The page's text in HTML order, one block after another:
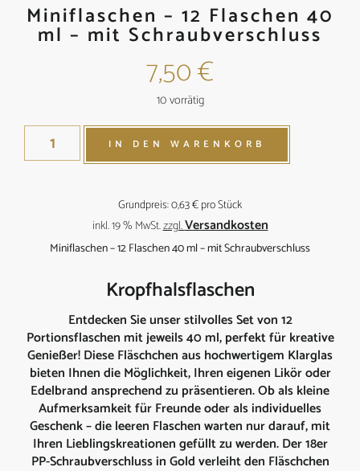
Miniflaschen – 12 Flaschen 40
ml – mit Schraubverschluss
7,50€
10 vorrätig
IN DEN WARENKORB
Grundpreis:0,63€proStück
inkl. 19 % MwSt.zzgl.Versandkosten
Miniflaschen – 12 Flaschen 40 ml – mit Schraubverschluss
Kropfhalsflaschen
Entdecken Sie unser stilvolles Set von 12
Portionsflaschen mit jeweils 40 ml, perfekt für kreative
Genießer! Diese Fläschchen aus hochwertigem Klarglas
bieten Ihnen die Möglichkeit, Ihren eigenen Likör oder
Edelbrand ansprechend zu präsentieren. Ob als kleine
Aufmerksamkeit für Freunde oder als individuelles
Geschenk – die leeren Flaschen warten nur darauf, mit
Ihren Lieblingskreationen gefüllt zu werden. Der 18er
PP-Schraubverschluss in Gold verleiht den Fläschchen